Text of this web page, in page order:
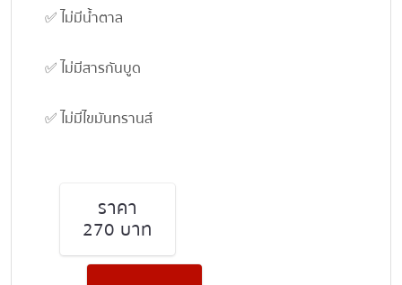
✅ ไม่มีน้ำตาล
✅ ไม่มีสารกันบูด
✅ ไม่มีไขมันทรานส์
ราคา
270 บาท